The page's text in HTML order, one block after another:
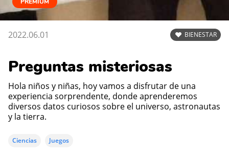
2022.06.01 BIENESTAR
Preguntas misteriosas
Hola niños y niñas, hoy vamos a disfrutar de una
experiencia sorprendente, donde aprenderemos
diversos datos curiosos sobre el universo, astronautas
y la tierra.
Ciencias Juegos